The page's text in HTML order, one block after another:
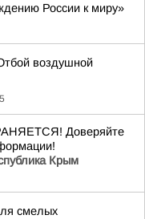
России к миру»
воздушной
Доверяйте
Крым
смелых